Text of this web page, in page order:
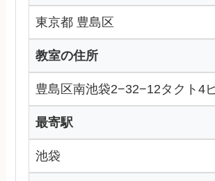
東京都 豊島区
教室の住所
豊島区南池袋2−32−12タクト4
最寄駅
池袋